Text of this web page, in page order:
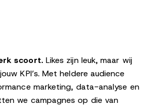
scoort. Likes zijn leuk, maar wij
KPI’s. Met heldere audience
marketing, data-analyse en
we campagnes op die van